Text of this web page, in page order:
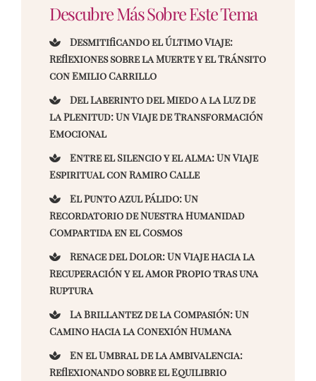
Descubre Más Sobre Este Tema
Desmitificando el Último Viaje:
Reflexiones sobre la Muerte y el Tránsito
con Emilio Carrillo
Del Laberinto del Miedo a la Luz de
la Plenitud: Un Viaje de Transformación
Emocional
Entre el Silencio y el Alma: Un Viaje
Espiritual con Ramiro Calle
El Punto Azul Pálido: Un
Recordatorio de Nuestra Humanidad
Compartida en el Cosmos
Renace del Dolor: Un Viaje hacia la
Recuperación y el Amor Propio tras una
Ruptura
La Brillantez de la Compasión: Un
Camino hacia la Conexión Humana
En el Umbral de la Ambivalencia:
Reflexionando sobre el Equilibrio